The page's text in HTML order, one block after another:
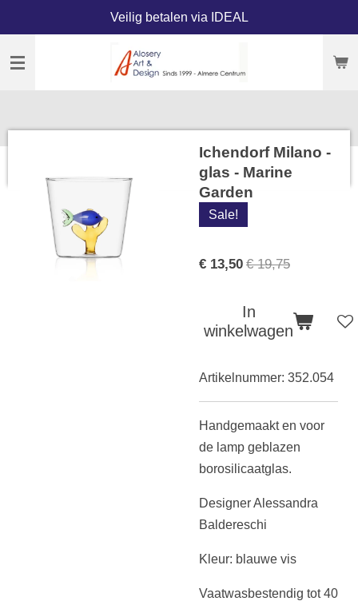
naar
Veilig betalen via IDEAL
Ichendorf Milano -
glas - Marine
Garden
Sale!
€ 13,50 € 19,75
In
winkelwagen
Artikelnummer: 352.054
Handgemaakt en voor
de lamp geblazen
borosilicaatglas.
Designer Alessandra
Baldereschi
Kleur: blauwe vis
Vaatwasbestendig tot 40